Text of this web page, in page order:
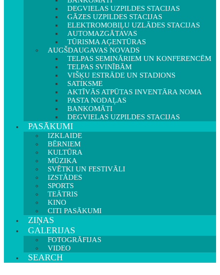
DEGVIELAS UZPILDES STACIJAS
GĀZES UZPILDES STACIJAS
ELEKTROMOBIĻU UZLĀDES STACIJAS
AUTOMAZGĀTAVAS
TŪRISMA AĢENTŪRAS
AUGŠDAUGAVAS NOVADS
TELPAS SEMINĀRIEM UN KONFERENCĒM
TELPAS SVINĪBĀM
VIŠĶU ESTRĀDE UN STADIONS
SATIKSME
AKTĪVĀS ATPŪTAS INVENTĀRA NOMA
PASTA NODAĻAS
BANKOMĀTI
DEGVIELAS UZPILDES STACIJAS
PASĀKUMI
IZKLAIDE
BĒRNIEM
KULTŪRA
MŪZIKA
SVĒTKI UN FESTIVĀLI
IZSTĀDES
SPORTS
TEĀTRIS
KINO
CITI PASĀKUMI
ZIŅAS
GALERIJAS
FOTOGRĀFIJAS
VIDEO
SEARCH